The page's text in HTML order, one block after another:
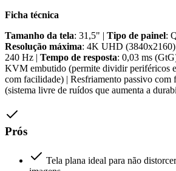
Ficha técnica
Tamanho da tela: 31,5" | Tipo de painel:
Resolução máxima: 4K UHD (3840x2160)
240 Hz | Tempo de resposta: 0,03 ms
KVM embutido (permite dividir periféricos
com facilidade) | Resfriamento passivo com
(sistema livre de ruídos que aumenta a
Prós
Tela plana ideal para não